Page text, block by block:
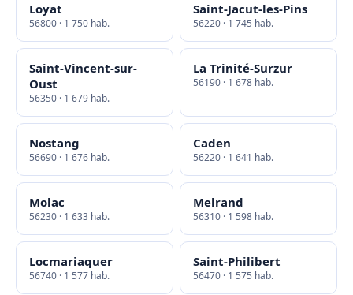
Loyat
56800 · 1 750 hab.
Saint-Jacut-les-Pins
56220 · 1 745 hab.
Saint-Vincent-sur-
Oust
56350 · 1 679 hab.
La Trinité-Surzur
56190 · 1 678 hab.
Nostang
56690 · 1 676 hab.
Caden
56220 · 1 641 hab.
Molac
56230 · 1 633 hab.
Melrand
56310 · 1 598 hab.
Locmariaquer
56740 · 1 577 hab.
Saint-Philibert
56470 · 1 575 hab.